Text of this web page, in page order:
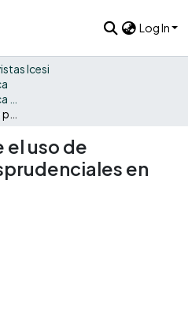
Log In
Icesi
el uso de
en